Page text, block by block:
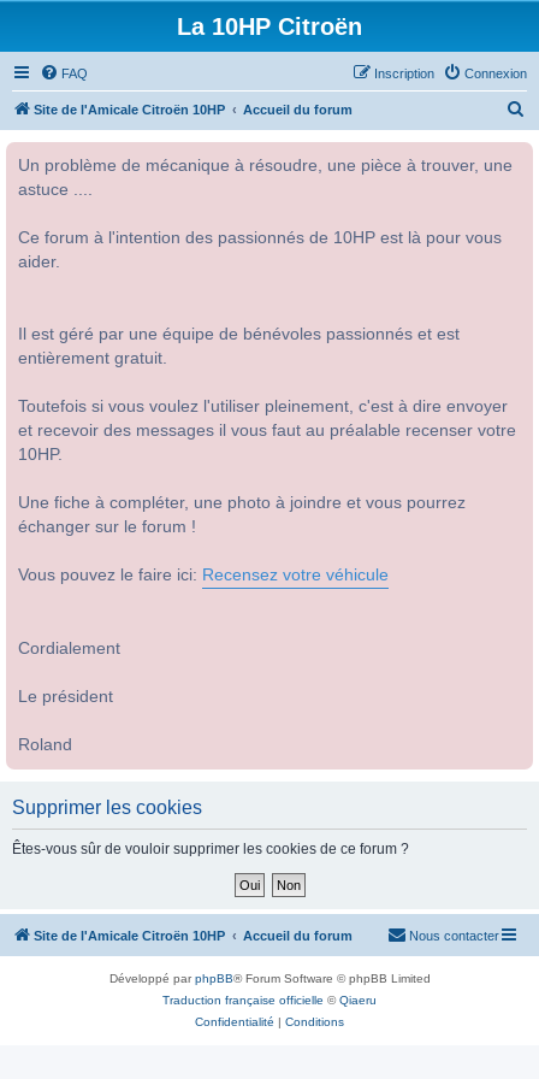
La 10HP Citroën
FAQ Connexion
Inscription
Site de l'Amicale Citroën 10HP Accueil du forum
Un problème de mécanique à résoudre, une pièce à trouver, une
astuce ....
Ce forum à l'intention des passionnés de 10HP est là pour vous
aider.
Il est géré par une équipe de bénévoles passionnés et est
entièrement gratuit.
Toutefois si vous voulez l'utiliser pleinement, c'est à dire envoyer
et recevoir des messages il vous faut au préalable recenser votre
10HP.
Une fiche à compléter, une photo à joindre et vous pourrez
échanger sur le forum !
Vous pouvez le faire ici: Recensez votre véhicule
Cordialement
Le président
Roland
Supprimer les cookies
Êtes-vous sûr de vouloir supprimer les cookies de ce forum ?
Site de l'Amicale Citroën 10HP Accueil du forum Nous contacter
Développé parphpBB® Forum Software © phpBB Limited
Traduction française officielle ©Qiaeru
Confidentialité | Conditions